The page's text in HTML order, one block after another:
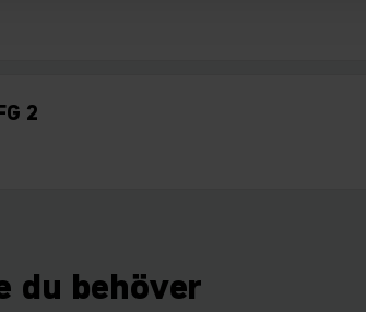
2
du behöver